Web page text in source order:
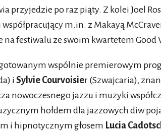
przyjedzie po raz piąty. Z kolei Joel
m.in. z Makayą
festiwalu ze swoim kwartetem Good
wspólnie premierowym
i Sylvie Courvoisier (Szwajcaria),
nowoczesnego jazzu i muzyki
hołdem dla jazzowych diw
i hipnotycznym głosem Lucia